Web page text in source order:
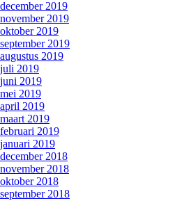
december 2019
november 2019
oktober 2019
september 2019
augustus 2019
juli 2019
juni 2019
mei 2019
april 2019
maart 2019
februari 2019
januari 2019
december 2018
november 2018
oktober 2018
september 2018